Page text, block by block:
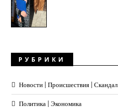
РУБРИКИ
Новости | Происшествия | Скандал
Политика | Экономика